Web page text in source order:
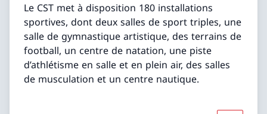
Le CST met à disposition 180 installations
sportives, dont deux salles de sport triples, une
salle de gymnastique artistique, des terrains de
football, un centre de natation, une piste
d’athlétisme en salle et en plein air, des salles
de musculation et un centre nautique.